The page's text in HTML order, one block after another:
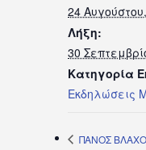
24
Λήξη:
30
Κατηγορία
Εκδηλώσεις
ΠΑΝΟΣ